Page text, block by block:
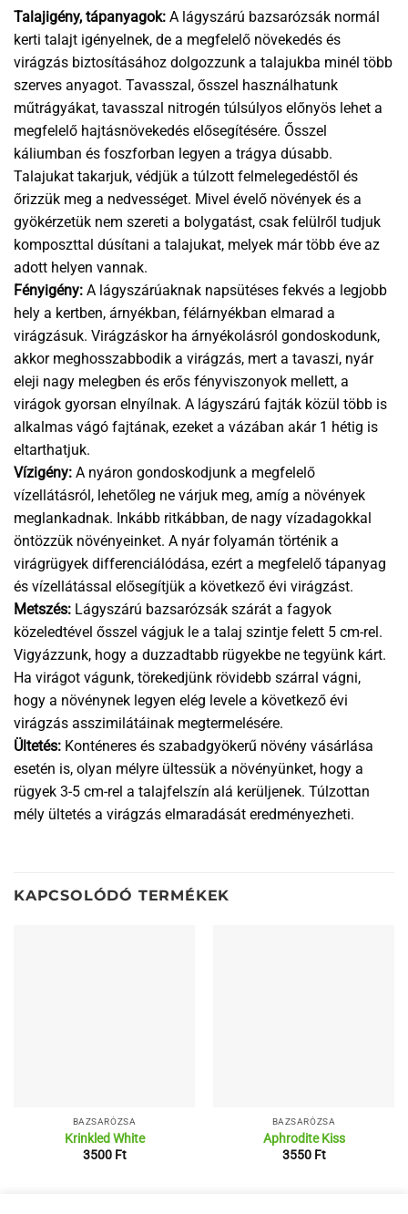
Talajigény, tápanyagok: A lágyszárú bazsarózsák normál
kerti talajt igényelnek, de a megfelelő növekedés és
virágzás biztosításához dolgozzunk a talajukba minél több
szerves anyagot. Tavasszal, ősszel használhatunk
műtrágyákat, tavasszal nitrogén túlsúlyos előnyös lehet a
megfelelő hajtásnövekedés elősegítésére. Ősszel
káliumban és foszforban legyen a trágya dúsabb.
Talajukat takarjuk, védjük a túlzott felmelegedéstől és
őrizzük meg a nedvességet. Mivel évelő növények és a
gyökérzetük nem szereti a bolygatást, csak felülről tudjuk
komposzttal dúsítani a talajukat, melyek már több éve az
adott helyen vannak.
Fényigény: A lágyszárúaknak napsütéses fekvés a legjobb
hely a kertben, árnyékban, félárnyékban elmarad a
virágzásuk. Virágzáskor ha árnyékolásról gondoskodunk,
akkor meghosszabbodik a virágzás, mert a tavaszi, nyár
eleji nagy melegben és erős fényviszonyok mellett, a
virágok gyorsan elnyílnak. A lágyszárú fajták közül több is
alkalmas vágó fajtának, ezeket a vázában akár 1 hétig is
eltarthatjuk.
Vízigény: A nyáron gondoskodjunk a megfelelő
vízellátásról, lehetőleg ne várjuk meg, amíg a növények
meglankadnak. Inkább ritkábban, de nagy vízadagokkal
öntözzük növényeinket. A nyár folyamán történik a
virágrügyek differenciálódása, ezért a megfelelő tápanyag
és vízellátással elősegítjük a következő évi virágzást.
Metszés: Lágyszárú bazsarózsák szárát a fagyok
közeledtével ősszel vágjuk le a talaj szintje felett 5 cm-rel.
Vigyázzunk, hogy a duzzadtabb rügyekbe ne tegyünk kárt.
Ha virágot vágunk, törekedjünk rövidebb szárral vágni,
hogy a növénynek legyen elég levele a következő évi
virágzás asszimilátáinak megtermelésére.
Ültetés: Konténeres és szabadgyökerű növény vásárlása
esetén is, olyan mélyre ültessük a növényünket, hogy a
rügyek 3-5 cm-rel a talajfelszín alá kerüljenek. Túlzottan
mély ültetés a virágzás elmaradását eredményezheti.
KAPCSOLÓDÓ TERMÉKEK
BAZSARÓZSA
Krinkled White
3500 Ft
BAZSARÓZSA
Aphrodite Kiss
3550 Ft